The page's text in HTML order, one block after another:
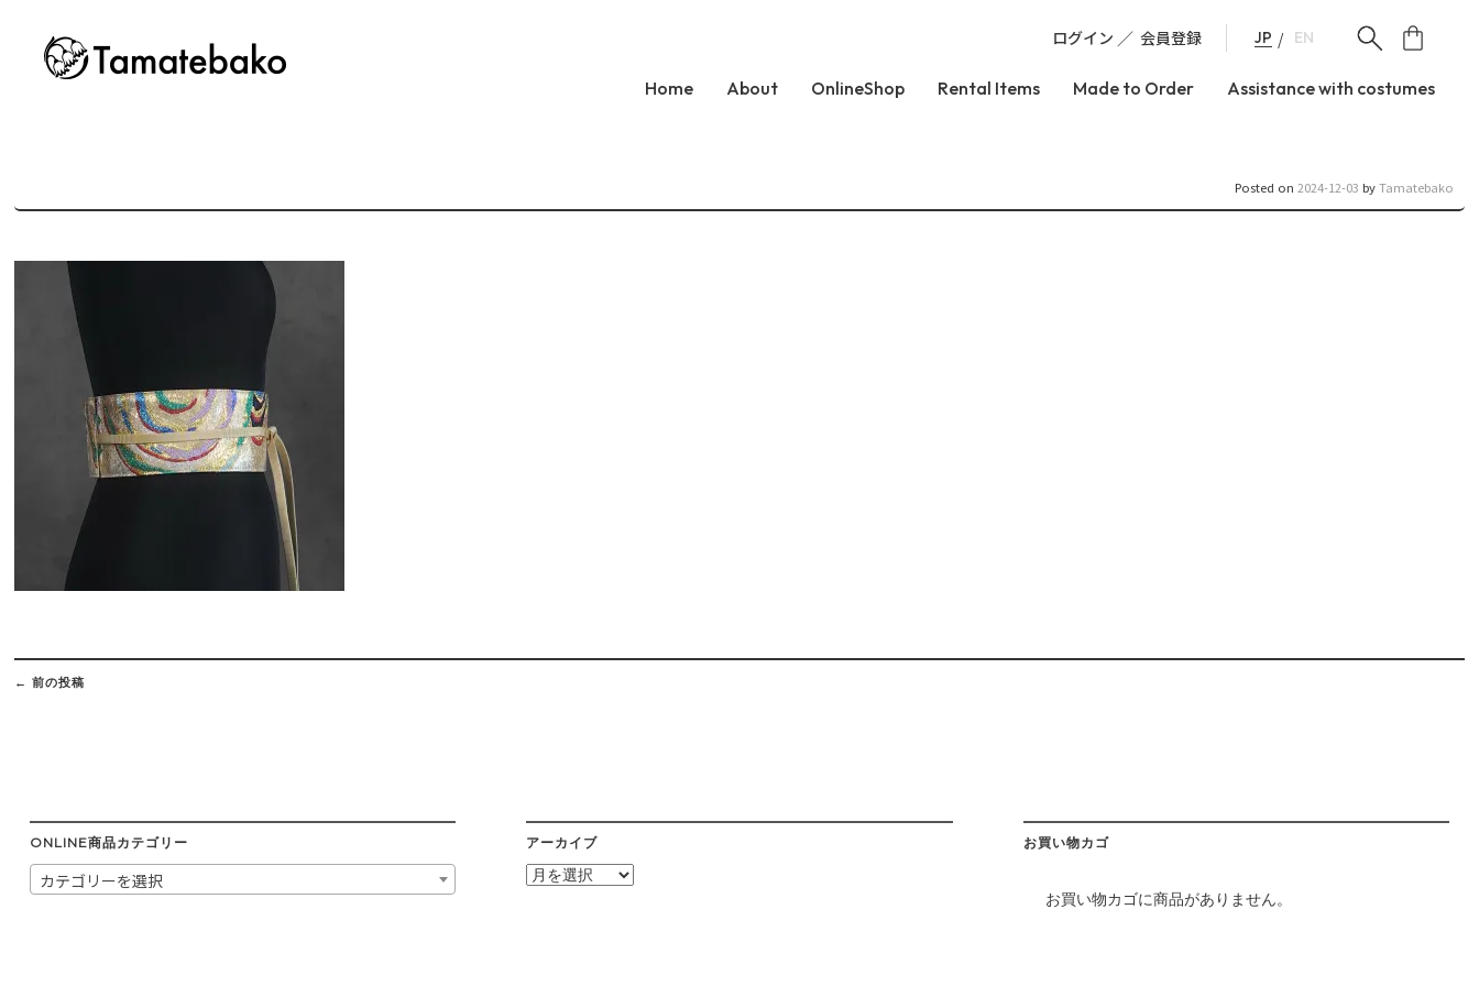
ログイン 会員登録 JP EN
Home About OnlineShop Rental Items Made to Order Assistance with costumes
Posted on 2024-12-03 byTamatebako
Post
navigation
← 前の投稿
ONLINE商品カテゴリー
カテゴリーを選択
アーカイブ
ア
お買い物カゴ
お買い物カゴに商品がありません。